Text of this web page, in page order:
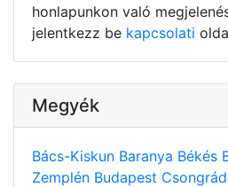
honlapunkon való
jelentkezz be kapcsolati
Megyék
Bács-Kiskun Baranya Békés
Zemplén Budapest Csongrád